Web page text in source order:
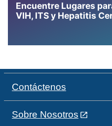
Encuentre Lugares
VIH, ITS y Hepatitis
Contáctenos
Sobre Nosotros